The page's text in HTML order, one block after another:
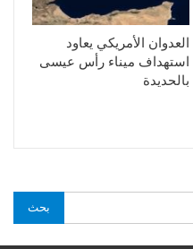
العدوان الأمريكي يعاود
استهداف ميناء رأس عيسى
بالحديدة